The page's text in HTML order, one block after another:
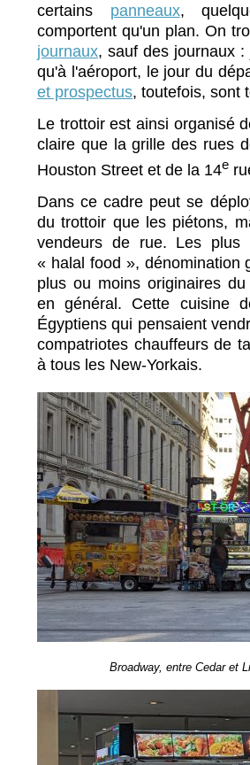
certains panneaux,
comportent qu'un plan. On
journaux, sauf des journaux
qu'à l'aéroport, le jour du
et prospectus, toutefois, sont
Le trottoir est ainsi organisé
claire que la grille des rues
Houston Street et de la 14e
Dans ce cadre peut se
du trottoir que les piétons,
vendeurs de rue. Les plus
« halal food », dénomination
plus ou moins originaires
en général. Cette cuisine
Égyptiens qui pensaient
compatriotes chauffeurs de
à tous les New-Yorkais.
Broadway, entre Cedar et